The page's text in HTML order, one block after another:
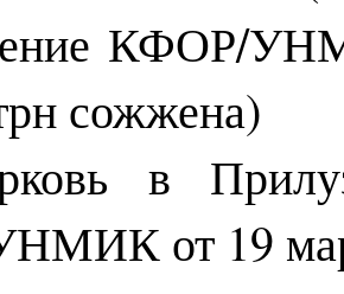
КФОР/
сожжена)
в
от 19